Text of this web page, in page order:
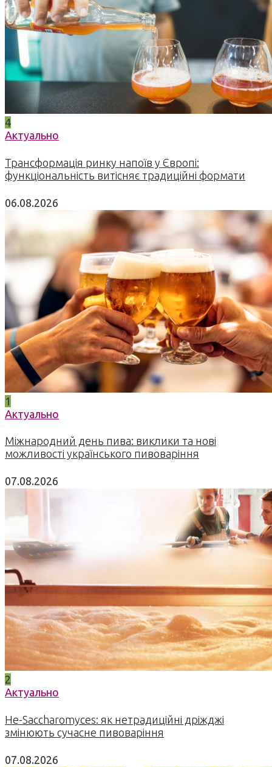
4
Актуально
Трансформація ринку напоїв у Європі:
функціональність витісняє традиційні формати
06.08.2026
1
Актуально
Міжнародний день пива: виклики та нові
можливості українського пивоваріння
07.08.2026
2
Актуально
Не-Saccharomyces: як нетрадиційні дріжджі
змінюють сучасне пивоваріння
07.08.2026